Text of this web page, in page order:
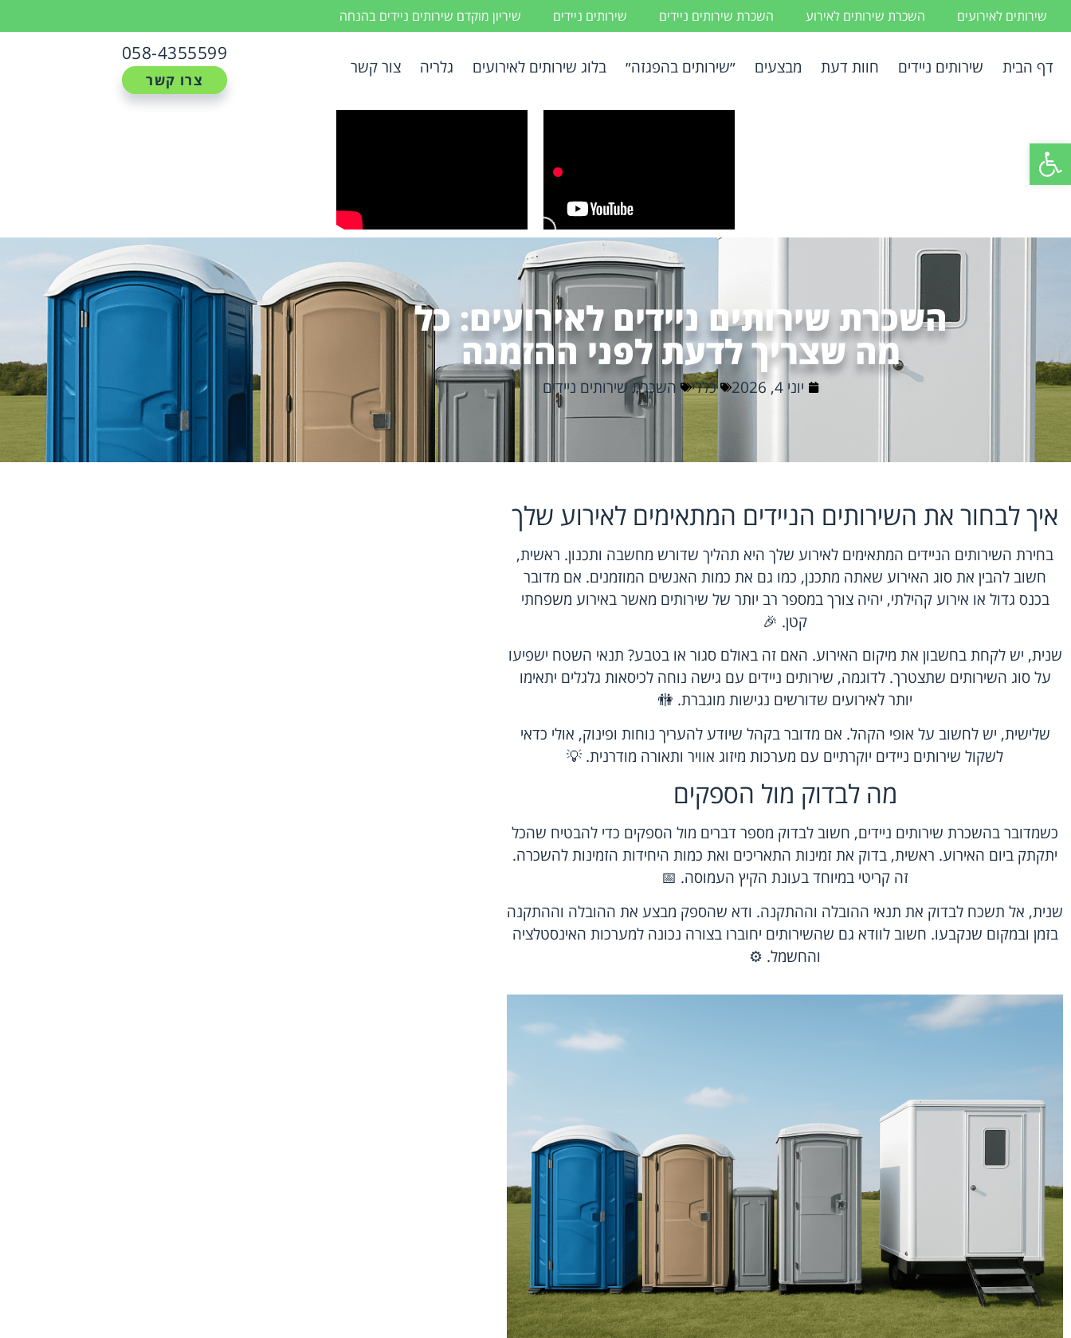
פתח סרגל נגישות
שירותים לאירועים השכרת שירותים לאירוע השכרת שירותים ניידים שירותים ניידים שיריון מוקדם שירותים ניידים בהנחה
דף הבית שירותים ניידים חוות דעת מבצעים ״שירותים בהפגזה״ בלוג שירותים לאירועים גלריה צור קשר
058-4355599
צרו קשר
השכרת שירותים ניידים לאירועים: כל
מה שצריך לדעת לפני ההזמנה
יוני 4, 2026 כללי השכרת שירותים ניידים
איך לבחור את השירותים הניידים המתאימים לאירוע שלך
בחירת השירותים הניידים המתאימים לאירוע שלך היא תהליך שדורש מחשבה ותכנון. ראשית,
חשוב להבין את סוג האירוע שאתה מתכנן, כמו גם את כמות האנשים המוזמנים. אם מדובר
בכנס גדול או אירוע קהילתי, יהיה צורך במספר רב יותר של שירותים מאשר באירוע משפחתי
קטן. 🎉
שנית, יש לקחת בחשבון את מיקום האירוע. האם זה באולם סגור או בטבע? תנאי השטח ישפיעו
על סוג השירותים שתצטרך. לדוגמה, שירותים ניידים עם גישה נוחה לכיסאות גלגלים יתאימו
יותר לאירועים שדורשים נגישות מוגברת. 🚻
שלישית, יש לחשוב על אופי הקהל. אם מדובר בקהל שיודע להעריך נוחות ופינוק, אולי כדאי
לשקול שירותים ניידים יוקרתיים עם מערכות מיזוג אוויר ותאורה מודרנית. 💡
מה לבדוק מול הספקים
כשמדובר בהשכרת שירותים ניידים, חשוב לבדוק מספר דברים מול הספקים כדי להבטיח שהכל
יתקתק ביום האירוע. ראשית, בדוק את זמינות התאריכים ואת כמות היחידות הזמינות להשכרה.
זה קריטי במיוחד בעונת הקיץ העמוסה. 📅
שנית, אל תשכח לבדוק את תנאי ההובלה וההתקנה. ודא שהספק מבצע את ההובלה וההתקנה
בזמן ובמקום שנקבעו. חשוב לוודא גם שהשירותים יחוברו בצורה נכונה למערכות האינסטלציה
והחשמל. ⚙️